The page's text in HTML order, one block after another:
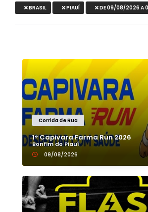
BRASIL PIAUÍ DE 09/08/2026 A
Corrida de Rua
1° Capivara Farma Run 2026
Bonfim do Piauí
09/08/2026